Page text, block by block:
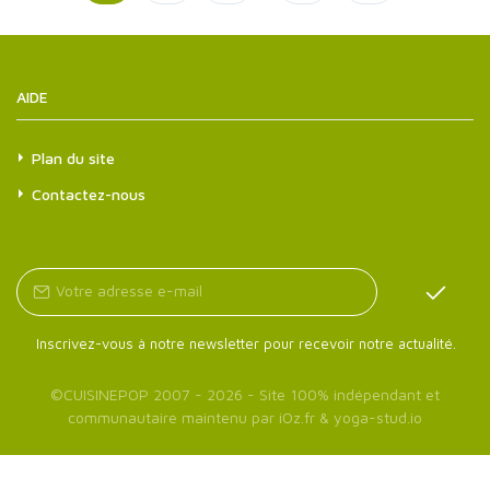
AIDE
Plan du site
Contactez-nous
Inscrivez-vous à notre newsletter pour recevoir notre actualité.
©CUISINEPOP 2007 - 2026 - Site 100% indépendant et
communautaire maintenu par iOz.fr & yoga-stud.io